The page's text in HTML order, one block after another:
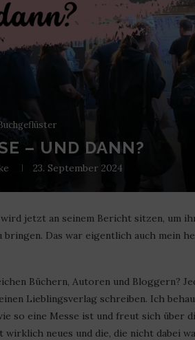
– UND DANN?
23. September 2024
jetzt an seinem Bericht sitzen, um
Das war eigentlich auch mein
Büchern, Autoren und Bloggern?
Lieblingsverlag schreiben. Ich
so eine Messe ist und freut sich über
neues und die, die nicht dabei